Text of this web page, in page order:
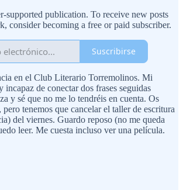
supported publication. To receive new posts
consider becoming a free or paid subscriber.
Suscribirse
en el Club Literario Torremolinos. Mi
incapaz de conectar dos frases seguidas
y sé que no me lo tendréis en cuenta. Os
tenemos que cancelar el taller de escritura
del viernes. Guardo reposo (no me queda
leer. Me cuesta incluso ver una película.